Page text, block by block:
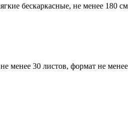
бескаркасные, не менее 180 см
менее 30 листов, формат не менее